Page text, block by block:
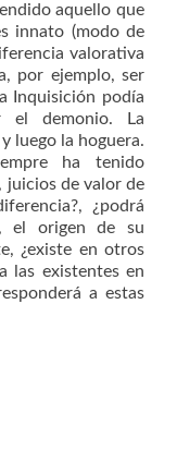
aquello que
innato (modo de
valorativa
por ejemplo, ser
Inquisición podía
el demonio. La
luego la hoguera.
ha tenido
juicios de valor de
¿podrá
el origen de su
¿existe en otros
las existentes en
a estas